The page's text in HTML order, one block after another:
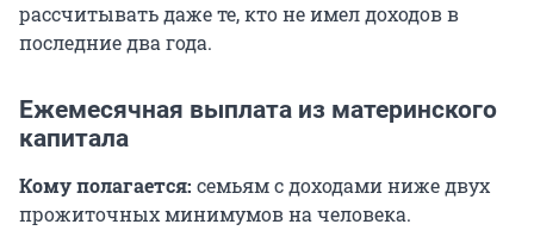
рассчитывать даже те, кто не имел доходов в
последние два года.
Ежемесячная выплата из материнского
капитала
Кому полагается: семьям с доходами ниже двух
прожиточных минимумов на человека.